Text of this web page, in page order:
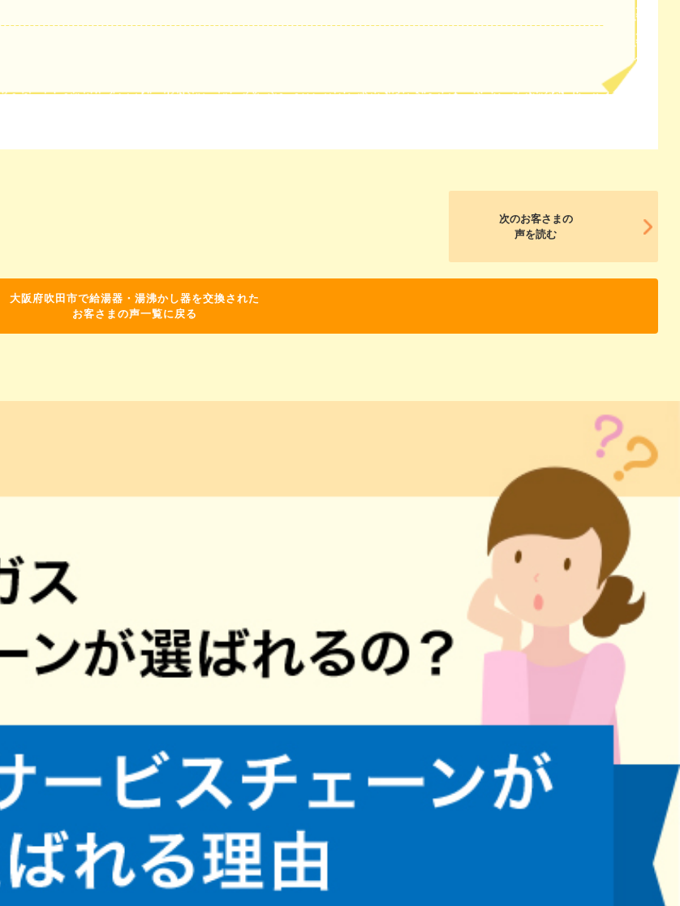
次のお客さまの
声を読む
大阪府吹田市で給湯器・湯沸かし器を交換された
お客さまの声一覧に戻る